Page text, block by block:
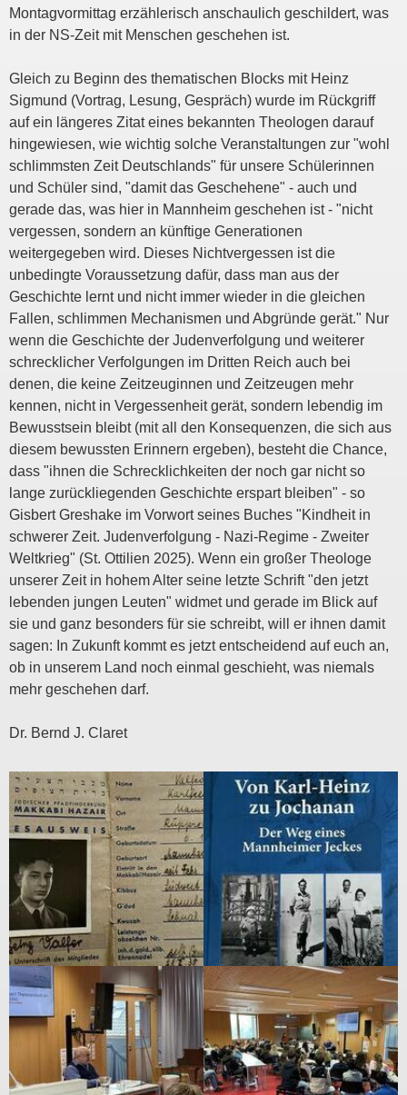
Montagvormittag erzählerisch anschaulich geschildert, was
in der NS-Zeit mit Menschen geschehen ist.
Gleich zu Beginn des thematischen Blocks mit Heinz
Sigmund (Vortrag, Lesung, Gespräch) wurde im Rückgriff
auf ein längeres Zitat eines bekannten Theologen darauf
hingewiesen, wie wichtig solche Veranstaltungen zur "wohl
schlimmsten Zeit Deutschlands" für unsere Schülerinnen
und Schüler sind, "damit das Geschehene" - auch und
gerade das, was hier in Mannheim geschehen ist - "nicht
vergessen, sondern an künftige Generationen
weitergegeben wird. Dieses Nichtvergessen ist die
unbedingte Voraussetzung dafür, dass man aus der
Geschichte lernt und nicht immer wieder in die gleichen
Fallen, schlimmen Mechanismen und Abgründe gerät." Nur
wenn die Geschichte der Judenverfolgung und weiterer
schrecklicher Verfolgungen im Dritten Reich auch bei
denen, die keine Zeitzeuginnen und Zeitzeugen mehr
kennen, nicht in Vergessenheit gerät, sondern lebendig im
Bewusstsein bleibt (mit all den Konsequenzen, die sich aus
diesem bewussten Erinnern ergeben), besteht die Chance,
dass "ihnen die Schrecklichkeiten der noch gar nicht so
lange zurückliegenden Geschichte erspart bleiben" - so
Gisbert Greshake im Vorwort seines Buches "Kindheit in
schwerer Zeit. Judenverfolgung - Nazi-Regime - Zweiter
Weltkrieg" (St. Ottilien 2025). Wenn ein großer Theologe
unserer Zeit in hohem Alter seine letzte Schrift "den jetzt
lebenden jungen Leuten" widmet und gerade im Blick auf
sie und ganz besonders für sie schreibt, will er ihnen damit
sagen: In Zukunft kommt es jetzt entscheidend auf euch an,
ob in unserem Land noch einmal geschieht, was niemals
mehr geschehen darf.
Dr. Bernd J. Claret